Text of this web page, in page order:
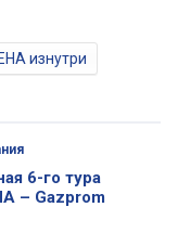
изнутри
6-го тура
– Gazprom